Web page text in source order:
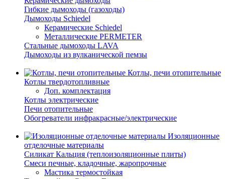
Гибкие дымоходы (газоходы)
Дымоходы Schiedel
Керамические Schiedel
Металлические PERMETER
Стальные дымоходы LAVA
Дымоходы из вулканической пемзы
Котлы, печи отопительные
Котлы твердотопливные
Доп. комплектация
Котлы электрические
Печи отопительные
Обогреватели инфракрасные/электрические
Изоляционные
отделочные материалы
Силикат Кальция (теплоизоляционные плиты)
Смеси печные, кладочные, жаропрочные
Мастика термостойкая